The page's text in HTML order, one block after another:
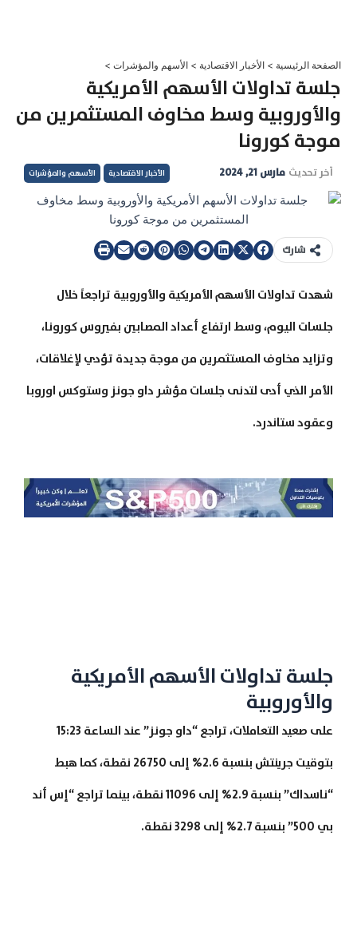
الصفحة الرئيسية > الأخبار الاقتصادية > الأسهم والمؤشرات >
جلسة تداولات الأسهم الأمريكية
والأوروبية وسط مخاوف المستثمرين من
موجة كورونا
آخر تحديث مارس 21, 2024 الأخبار الاقتصادية الأسهم والمؤشرات
شارك
شهدت تداولات الأسهم الأمريكية والأوروبية تراجعاً خلال
جلسات اليوم، وسط ارتفاع أعداد المصابين بفيروس كورونا،
وتزايد مخاوف المستثمرين من موجة جديدة تؤدي لإغلاقات،
الأمر الذي أدى لتدنى جلسات مؤشر داو جونز وستوكس اوروبا
وعقود ستاندرد.
جلسة تداولات الأسهم الأمريكية
والأوروبية
على صعيد التعاملات، تراجع “داو جونز” عند الساعة 15:23
بتوقيت جرينتش بنسبة 2.6% إلى 26750 نقطة، كما هبط
“ناسداك” بنسبة 2.9% إلى 11096 نقطة، بينما تراجع “إس أند
بي 500” بنسبة 2.7% إلى 3298 نقطة.